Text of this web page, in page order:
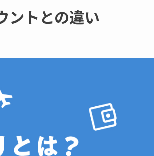
ントとの違い